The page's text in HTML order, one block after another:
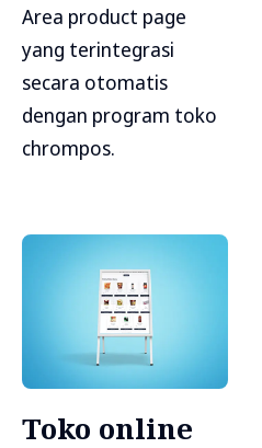
Area product page
yang terintegrasi
secara otomatis
dengan program toko
chrompos.
Toko online